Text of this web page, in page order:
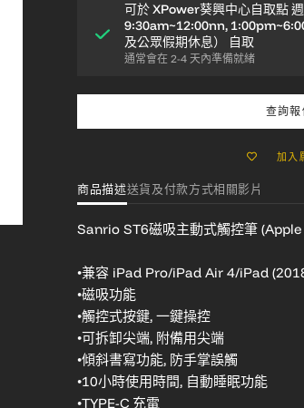
可於XPower葵興中心自取點
9:30am~12:00nn,
及公眾假期休息）
自取
通常會在 2-4 天內準備就緒
查詢報
加入
商品描述送貨及付款方式相關影片
Sanrio ST6磁吸主動式觸控筆
•兼容 iPad Pro/iPad Air 4/iPad
•磁吸功能
•觸控式按鍵, 一鍵操控
•可拆卸尖端, 附備用尖端
•傾斜書寫功能, 防手掌誤觸
•10小時使用時間, 自動睡眠功能
•TYPE-C 充電